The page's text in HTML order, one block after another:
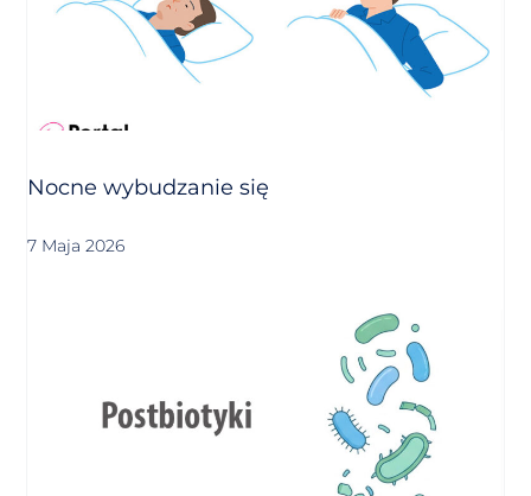
Nocne wybudzanie się
7 Maja 2026